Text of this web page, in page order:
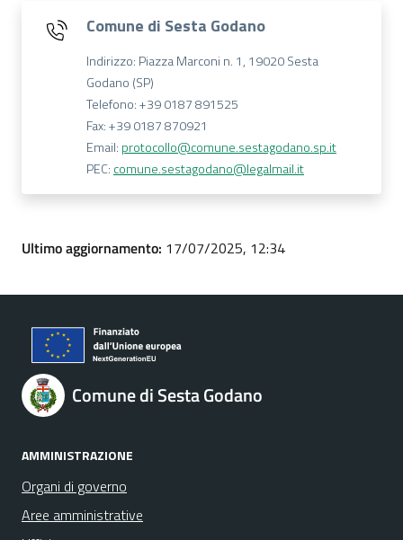
Comune di Sesta Godano
Indirizzo: Piazza Marconi n. 1, 19020 Sesta
Godano (SP)
Telefono: +39 0187 891525
Fax: +39 0187 870921
Email: protocollo@comune.sestagodano.sp.it
PEC: comune.sestagodano@legalmail.it
Ultimo aggiornamento: 17/07/2025, 12:34
Comune di Sesta Godano
AMMINISTRAZIONE
Organi di governo
Aree amministrative